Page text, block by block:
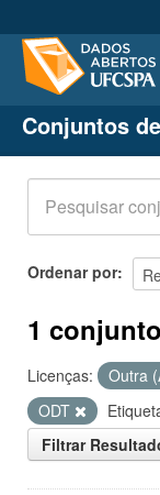
Conjuntos de
Organizações
Grupos
Sobre
Conjuntos
Ordenar por
1
Licenças: Outra
ODT
Filtrar